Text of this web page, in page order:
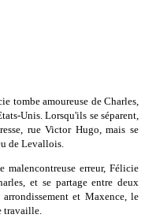
tombe amoureuse de Charles,
Unis. Lorsqu'ils se séparent,
rue Victor Hugo, mais se
de Levallois.
malencontreuse erreur, Félicie
et se partage entre deux
et Maxence, le
travaille.